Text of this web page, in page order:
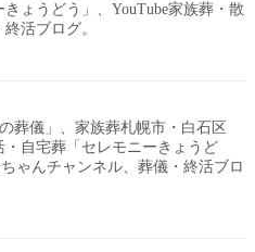
ょうどう」、YouTube家族葬・散
活ブログ。
葬儀」、家族葬札幌市・白石区
・自宅葬「セレモニーきょうど
ゃんチャンネル、葬儀・終活ブロ